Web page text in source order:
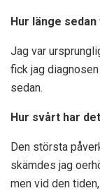
Hur länge
Jag var
fick jag
sedan.
Hur svårt har
Den största
skämdes jag
men vid den